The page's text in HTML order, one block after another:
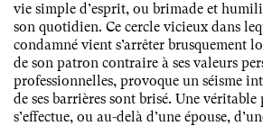
vie simple d’esprit, ou brimade et
son quotidien. Ce cercle vicieux dans
condamné vient s’arrêter brusquement
de son patron contraire à ses valeurs
professionnelles, provoque un séisme
de ses barrières sont brisé. Une véritable
s’effectue, ou au-delà d’une épouse,